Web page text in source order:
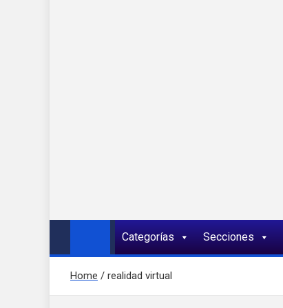
Categorías Secciones
Home realidad virtual